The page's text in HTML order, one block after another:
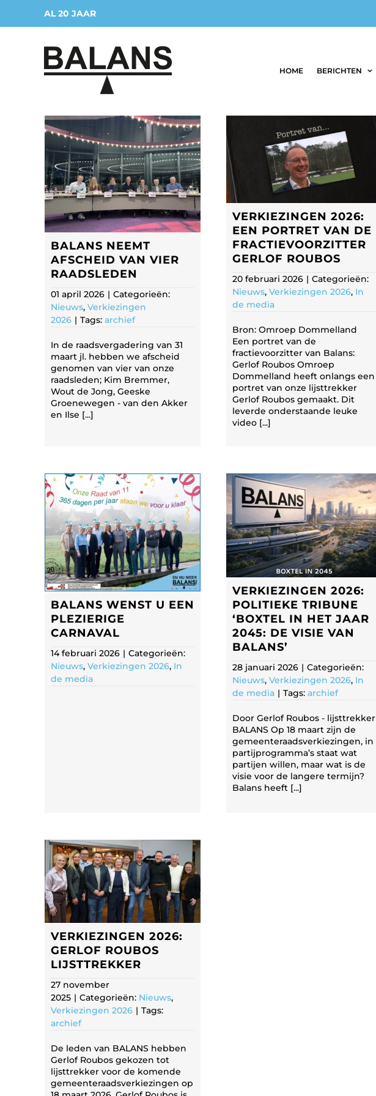
inhoud
HOME BERICHTEN
BALANS NEEMT
AFSCHEID VAN VIER
RAADSLEDEN
01 april 2026 | Categorieën:
Nieuws, Verkiezingen
2026 | Tags: archief
In de raadsvergadering van 31
maart jl. hebben we afscheid
genomen van vier van onze
raadsleden; Kim Bremmer,
Wout de Jong, Geeske
Groenewegen - van den Akker
en Ilse [...]
VERKIEZINGEN 2026:
EEN PORTRET VAN DE
FRACTIEVOORZITTER
GERLOF ROUBOS
20 februari 2026 | Categorieën:
Nieuws, Verkiezingen 2026, In
de media
Bron: Omroep Dommelland
Een portret van de
fractievoorzitter van Balans:
Gerlof Roubos Omroep
Dommelland heeft onlangs een
portret van onze lijsttrekker
Gerlof Roubos gemaakt. Dit
leverde onderstaande leuke
video [...]
BALANS WENST U EEN
PLEZIERIGE
CARNAVAL
14 februari 2026 | Categorieën:
Nieuws, Verkiezingen 2026, In
de media
VERKIEZINGEN 2026:
POLITIEKE TRIBUNE
‘BOXTEL IN HET JAAR
2045: DE VISIE VAN
BALANS’
28 januari 2026 | Categorieën:
Nieuws, Verkiezingen 2026, In
de media | Tags: archief
Door Gerlof Roubos - lijsttrekker
BALANS Op 18 maart zijn de
gemeenteraadsverkiezingen, in
partijprogramma’s staat wat
partijen willen, maar wat is de
visie voor de langere termijn?
Balans heeft [...]
VERKIEZINGEN 2026:
GERLOF ROUBOS
LIJSTTREKKER
27 november
2025 | Categorieën: Nieuws,
Verkiezingen 2026 | Tags:
archief
De leden van BALANS hebben
Gerlof Roubos gekozen tot
lijsttrekker voor de komende
gemeenteraadsverkiezingen op